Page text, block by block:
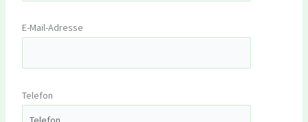
E-Mail-Adresse
Telefon